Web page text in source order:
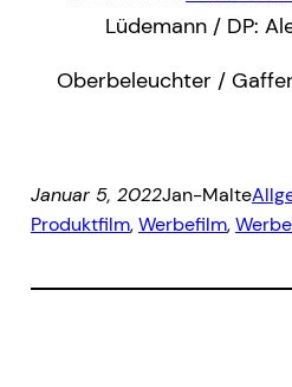
Lüdemann / DP:
Oberbeleuchter /
Januar 5, 2022Jan-Malte
Produktfilm, Werbefilm,